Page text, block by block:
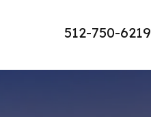
512-750-6219